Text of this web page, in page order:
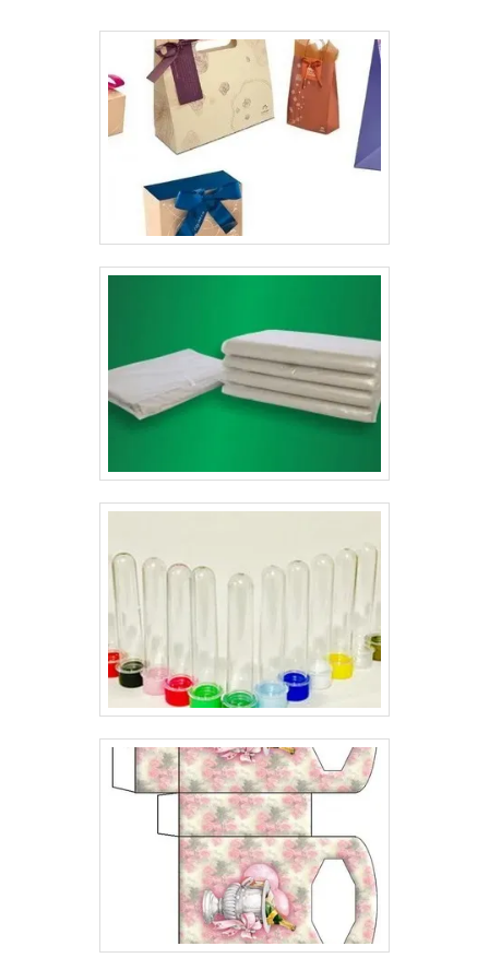
diferentes gramaturas e bolhas. Assim, Deste modo, o
cliente vai identificar o produto logo na primeira visão,
facilitando a visualização e a sua tomada de
decisão.Detalhes das cartelas blisterAs empresas que
investem em comprar cartelas para blister conseguem
proteger os produtos com qualidade, além de ajudar na
divulgação. A proteção para os produtos é realizada por
meio da aplicação da embalagem plástica pré-
moldada, gerando uma reação física no contato com o
calor.Com o formato claro da cartela blister, será
técnicos;Acessibilidade para o consumidor.Conheça a
LyonsA Gráfica Lyons é uma empresa especialista na
produção de cartela de blister em formatos
personalizados para os seus clientes. Produzindo a
plástico em formato de bolha..